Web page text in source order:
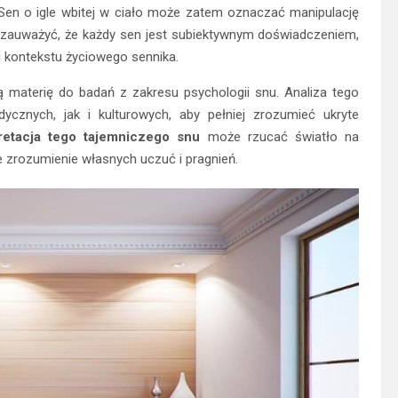
o igle wbitej w ciało może zatem oznaczać manipulację
że każdy sen jest subiektywnym doświadczeniem,
życiowego sennika.
do badań z zakresu psychologii snu. Analiza tego
jak i kulturowych, aby pełniej zrozumieć ukryte
tego tajemniczego snu może rzucać światło na
własnych uczuć i pragnień.